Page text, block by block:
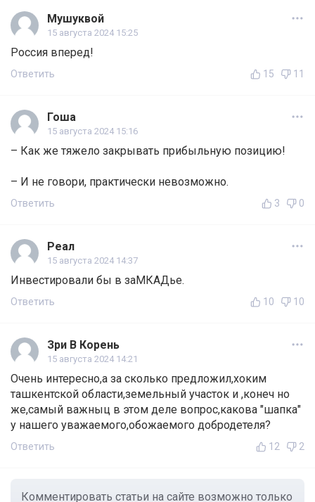
Мушуквой
15 августа 2024 15:25
Россия вперед!
Ответить 15 11
Гоша
15 августа 2024 15:16
– Как же тяжело закрывать прибыльную позицию!
– И не говори, практически невозможно.
Ответить 3 0
Реал
15 августа 2024 14:37
Инвестировали бы в заМКАДье.
Ответить 10 10
Зри В Корень
15 августа 2024 14:21
Очень интересно,а за сколько предложил,хоким
ташкентской области,земельный участок и ,конеч но
же,самый важныц в этом деле вопрос,какова "шапка"
у нашего уважаемого,обожаемого добродетеля?
Ответить 12 2
Комментировать статьи на сайте возможно только